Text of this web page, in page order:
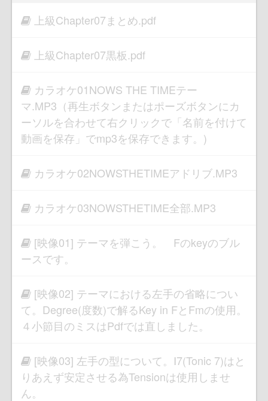
上級Chapter07まとめ.pdf
上級Chapter07黒板.pdf
カラオケ01NOWS THE TIMEテー
マ.MP3（再生ボタンまたはポーズボタンにカ
ーソルを合わせて右クリックで「名前を付けて
動画を保存」でmp3を保存できます。)
カラオケ02NOWSTHETIMEアドリブ.MP3
カラオケ03NOWSTHETIME全部.MP3
[映像01] テーマを弾こう。 Fのkeyのブル
ースです。
[映像02] テーマにおける左手の省略につい
て。Degree(度数)で解るKey in FとFmの使用。
４小節目のミスはPdfでは直しました。
[映像03] 左手の型について。Ⅰ7(Tonic 7)はと
りあえず安定させる為Tensionは使用しませ
ん。